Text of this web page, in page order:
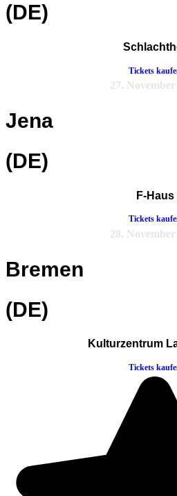
(DE)
Tickets
27. November
Jena
(DE)
F-Haus
Tickets
28. November
Bremen
(DE)
Kulturzentrum
Tickets